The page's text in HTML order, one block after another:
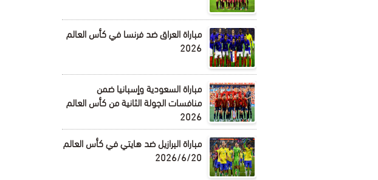
مباراة العراق ضد فرنسا في كأس العالم
2026
مباراة السعودية وإسبانيا ضمن
منافسات الجولة الثانية من كأس العالم
2026
مباراة البرازيل ضد هايتي في كأس العالم
2026/6/20